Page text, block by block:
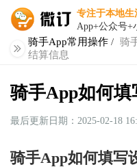
专注于本地生
App+公众号+
骑手App常用操作/ 骑
结算信息
骑手App如何
最后更新日期：2025-02-18
骑手App如何填写